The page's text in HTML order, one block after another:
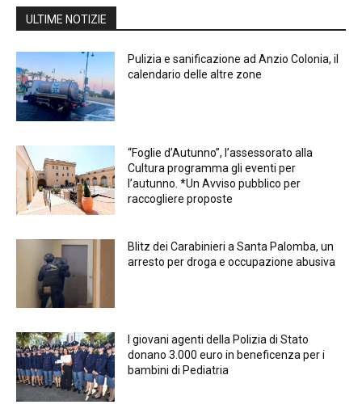
ULTIME NOTIZIE
Pulizia e sanificazione ad Anzio Colonia, il
calendario delle altre zone
“Foglie d’Autunno”, l’assessorato alla
Cultura programma gli eventi per
l’autunno. *Un Avviso pubblico per
raccogliere proposte
Blitz dei Carabinieri a Santa Palomba, un
arresto per droga e occupazione abusiva
I giovani agenti della Polizia di Stato
donano 3.000 euro in beneficenza per i
bambini di Pediatria